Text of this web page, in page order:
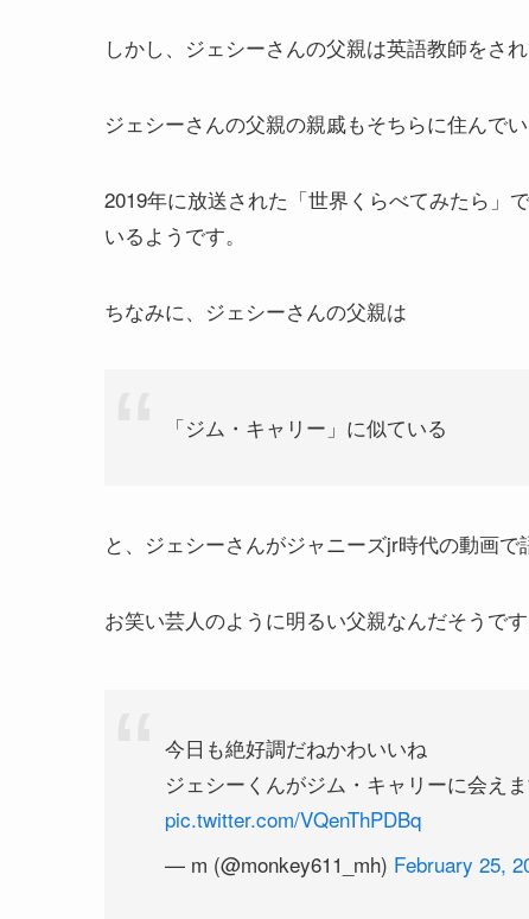
しかし、ジェシーさんの父親は英語教師をさ
ジェシーさんの父親の親戚もそちらに住んでい
2019年に放送された「世界くらべてみたら」
いるようです。
ちなみに、ジェシーさんの父親は
「ジム・キャリー」に似ている
と、ジェシーさんがジャニーズjr時代の動画で
お笑い芸人のように明るい父親なんだそうで
今日も絶好調だねかわいいね
ジェシーくんがジム・キャリーに会え
pic.twitter.com/VQenThPDBq
— m (@monkey611_mh) February 25,